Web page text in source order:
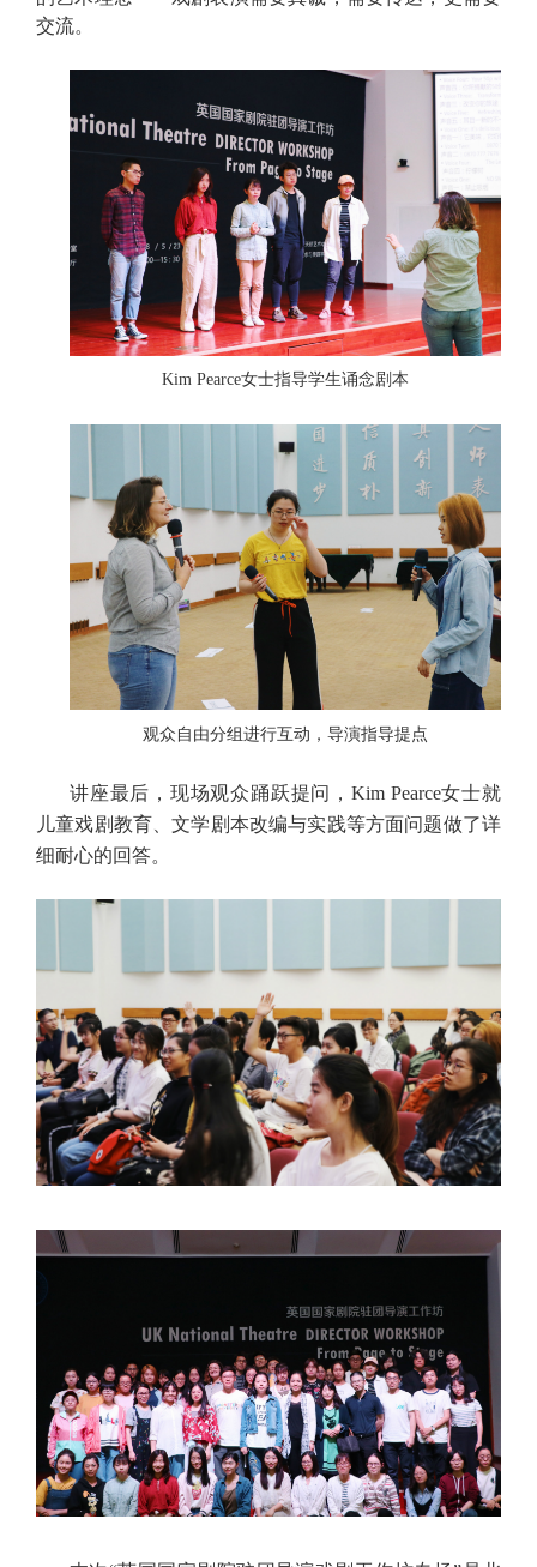
交流。
Kim Pearce女士指导学生诵念剧本
观众自由分组进行互动，导演指导提点
讲座最后，现场观众踊跃提问，Kim Pearce女士就
儿童戏剧教育、文学剧本改编与实践等方面问题做了详
细耐心的回答。